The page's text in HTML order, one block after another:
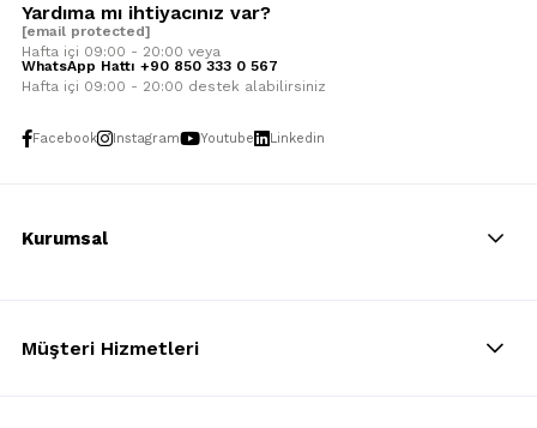
Yardıma mı ihtiyacınız var?
[email protected]
Hafta içi 09:00 - 20:00 veya
WhatsApp Hattı +90 850 333 0 567
Hafta içi 09:00 - 20:00 destek alabilirsiniz
Facebook Instagram Youtube Linkedin
Kurumsal
Müşteri Hizmetleri